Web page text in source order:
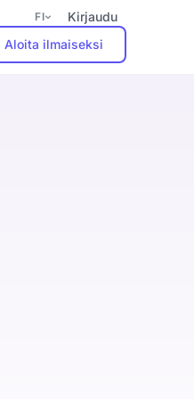
FI
Kirjaudu
Aloita ilmaiseksi